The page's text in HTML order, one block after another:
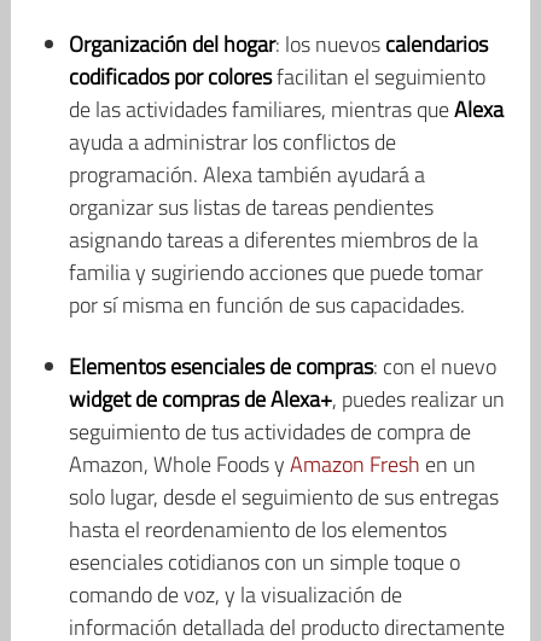
Organización del hogar: los nuevoscalendarios
codificados por coloresfacilitan el seguimiento
de las actividades familiares, mientras queAlexa
ayuda a administrar los conflictos de
programación. Alexa también ayudará a
organizar sus listas de tareas pendientes
asignando tareas a diferentes miembros de la
familia y sugiriendo acciones que puede tomar
por sí misma en función de sus capacidades.
Elementos esenciales de compras: con el nuevo
widget de compras de Alexa+, puedes realizar un
seguimiento de tus actividades de compra de
Amazon, Whole Foods yAmazon Fresh en un
solo lugar, desde el seguimiento de sus entregas
hasta el reordenamiento de los elementos
esenciales cotidianos con un simple toque o
comando de voz, y la visualización de
información detallada del producto directamente